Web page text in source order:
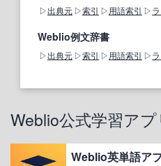
出典元 索引 用語索引
Weblio例文辞書
出典元 索引 用語索引
Weblio公式学習アプ
Weblio英単語ア